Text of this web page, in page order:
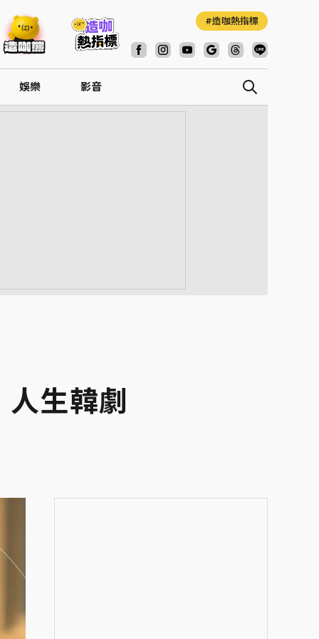
造咖熱指標
娛樂 影音
生韓劇